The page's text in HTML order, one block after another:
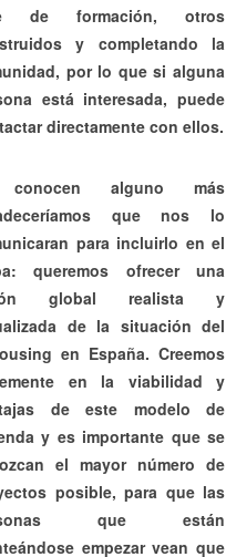
de formación, otros
y completando la
por lo que si alguna
está interesada, puede
directamente con ellos.
alguno más
que nos lo
para incluirlo en el
queremos ofrecer una
global realista y
de la situación del
en España. Creemos
en la viabilidad y
de este modelo de
y es importante que se
el mayor número de
posible, para que las
que están
empezar vean que